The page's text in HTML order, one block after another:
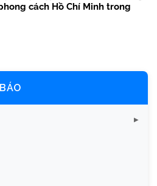
cách Hồ Chí Minh trong